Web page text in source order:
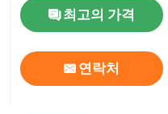
최고의 가격
연락처